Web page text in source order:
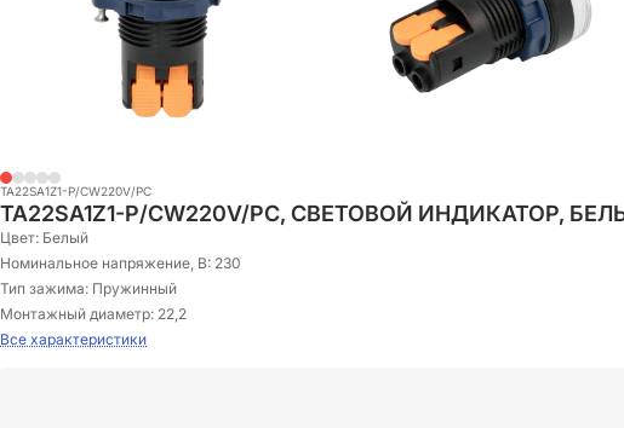
TA22SA1Z1-P/CW220V/PC
TA22SA1Z1-P/CW220V/PC, СВЕТОВОЙ ИНДИКАТОР,
Цвет: Белый
Номинальное напряжение, В: 230
Тип зажима: Пружинный
Монтажный диаметр: 22,2
Все характеристики